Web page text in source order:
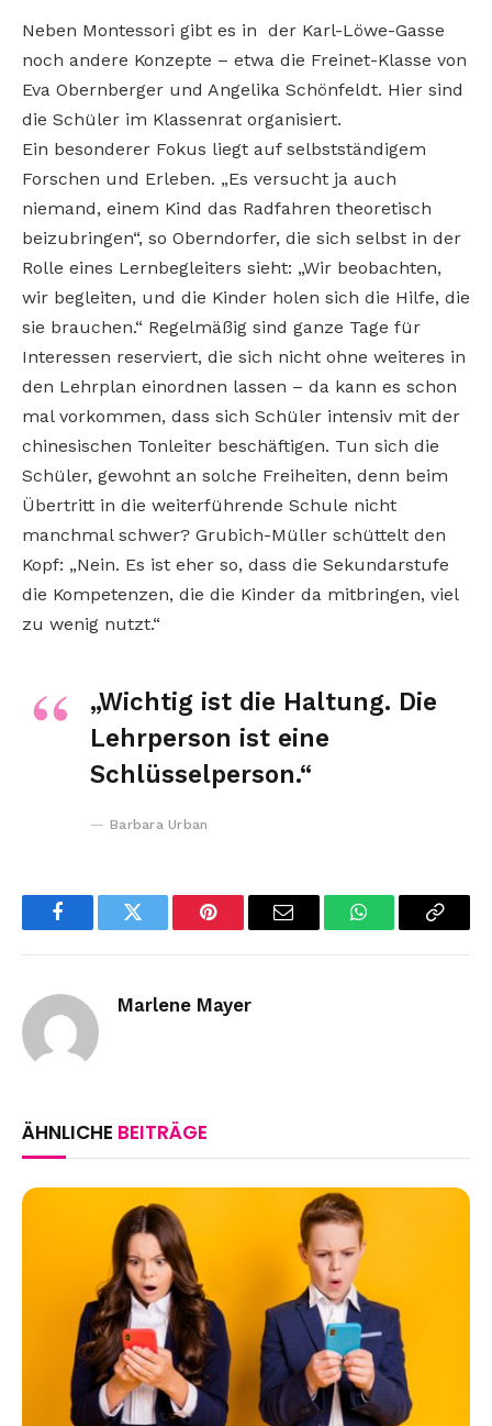
Neben Montessori gibt es in der Karl-Löwe-Gasse
noch andere Konzepte – etwa die Freinet-Klasse von
Eva Obernberger und Angelika Schönfeldt. Hier sind
die Schüler im Klassenrat organisiert.
Ein besonderer Fokus liegt auf selbstständigem
Forschen und Erleben. „Es versucht ja auch
niemand, einem Kind das Radfahren theoretisch
beizubringen“, so Oberndorfer, die sich selbst in der
Rolle eines Lernbegleiters sieht: „Wir beobachten,
wir begleiten, und die Kinder holen sich die Hilfe, die
sie brauchen.“ Regelmäßig sind ganze Tage für
Interessen reserviert, die sich nicht ohne weiteres in
den Lehrplan einordnen lassen – da kann es schon
mal vorkommen, dass sich Schüler intensiv mit der
chinesischen Tonleiter beschäftigen. Tun sich die
Schüler, gewohnt an solche Freiheiten, denn beim
Übertritt in die weiterführende Schule nicht
manchmal schwer? Grubich-Müller schüttelt den
Kopf: „Nein. Es ist eher so, dass die Sekundarstufe
die Kompetenzen, die die Kinder da mitbringen, viel
zu wenig nutzt.“
„Wichtig ist die Haltung. Die
Lehrperson ist eine
Schlüsselperson.“
Barbara Urban
FacebookTwitter Pinterest Email WhatsAppCopy
Marlene Mayer
ÄHNLICHE BEITRÄGE